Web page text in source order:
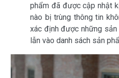
phẩm đã được cập nhật
nào bị trùng thông tin
xác định được những
lẫn vào danh sách sản